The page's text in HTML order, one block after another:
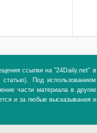
ссылки на "24Daily.net" в
Под использованием
части материала в другие
и за любые высказывания и